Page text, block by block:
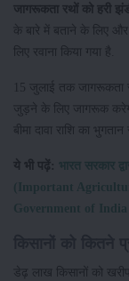
जागरूकता रथों को हरी
के बारे में बताने के लिए और
लिए रवाना किया गया है.
15 जुलाई तक जागरूकता
जुड़ने के लिए जागरूक
बीमा दावा राशि का
ये भी पढ़ें: भारत सरकार
(Important
Government of
डेढ़ लाख किसानों को